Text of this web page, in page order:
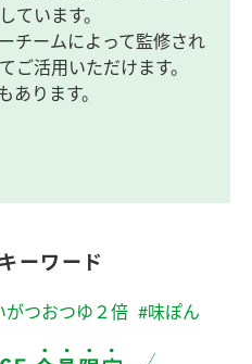
ています。
チームによって監修され
ご活用いただけます。
あります。
ーワード
がつおつゆ２倍 #味ぽん